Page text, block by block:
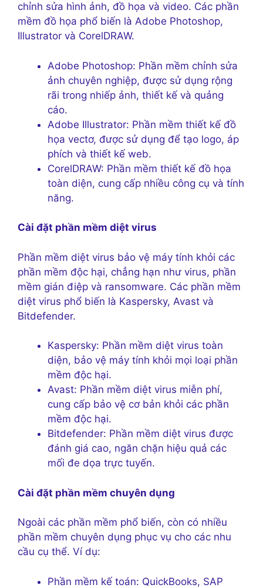
chỉnh sửa hình ảnh, đồ họa và video. Các phần
mềm đồ họa phổ biến là Adobe Photoshop,
Illustrator và CorelDRAW.
Adobe Photoshop: Phần mềm chỉnh sửa
ảnh chuyên nghiệp, được sử dụng rộng
rãi trong nhiếp ảnh, thiết kế và quảng
cáo.
Adobe Illustrator: Phần mềm thiết kế đồ
họa vectơ, được sử dụng để tạo logo, áp
phích và thiết kế web.
CorelDRAW: Phần mềm thiết kế đồ họa
toàn diện, cung cấp nhiều công cụ và tính
năng.
Cài đặt phần mềm diệt virus
Phần mềm diệt virus bảo vệ máy tính khỏi các
phần mềm độc hại, chẳng hạn như virus, phần
mềm gián điệp và ransomware. Các phần mềm
diệt virus phổ biến là Kaspersky, Avast và
Bitdefender.
Kaspersky: Phần mềm diệt virus toàn
diện, bảo vệ máy tính khỏi mọi loại phần
mềm độc hại.
Avast: Phần mềm diệt virus miễn phí,
cung cấp bảo vệ cơ bản khỏi các phần
mềm độc hại.
Bitdefender: Phần mềm diệt virus được
đánh giá cao, ngăn chặn hiệu quả các
mối đe dọa trực tuyến.
Cài đặt phần mềm chuyên dụng
Ngoài các phần mềm phổ biến, còn có nhiều
phần mềm chuyên dụng phục vụ cho các nhu
cầu cụ thể. Ví dụ:
Phần mềm kế toán: QuickBooks, SAP